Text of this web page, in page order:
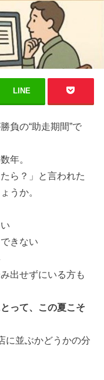
LINE
負の“助走期間”で
年。
ら？」と言われた
うか。
きない
出せずにいる方も
って、この夏こそ
に並ぶかどうかの分